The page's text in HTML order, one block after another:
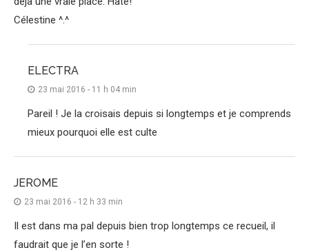
Célestine ^.^
ELECTRA
23 mai 2016 - 11 h 04 min
Pareil ! Je la croisais depuis si longtemps et je comprends
mieux pourquoi elle est culte
JEROME
23 mai 2016 - 12 h 33 min
Il est dans ma pal depuis bien trop longtemps ce recueil, il
faudrait que je l’en sorte !